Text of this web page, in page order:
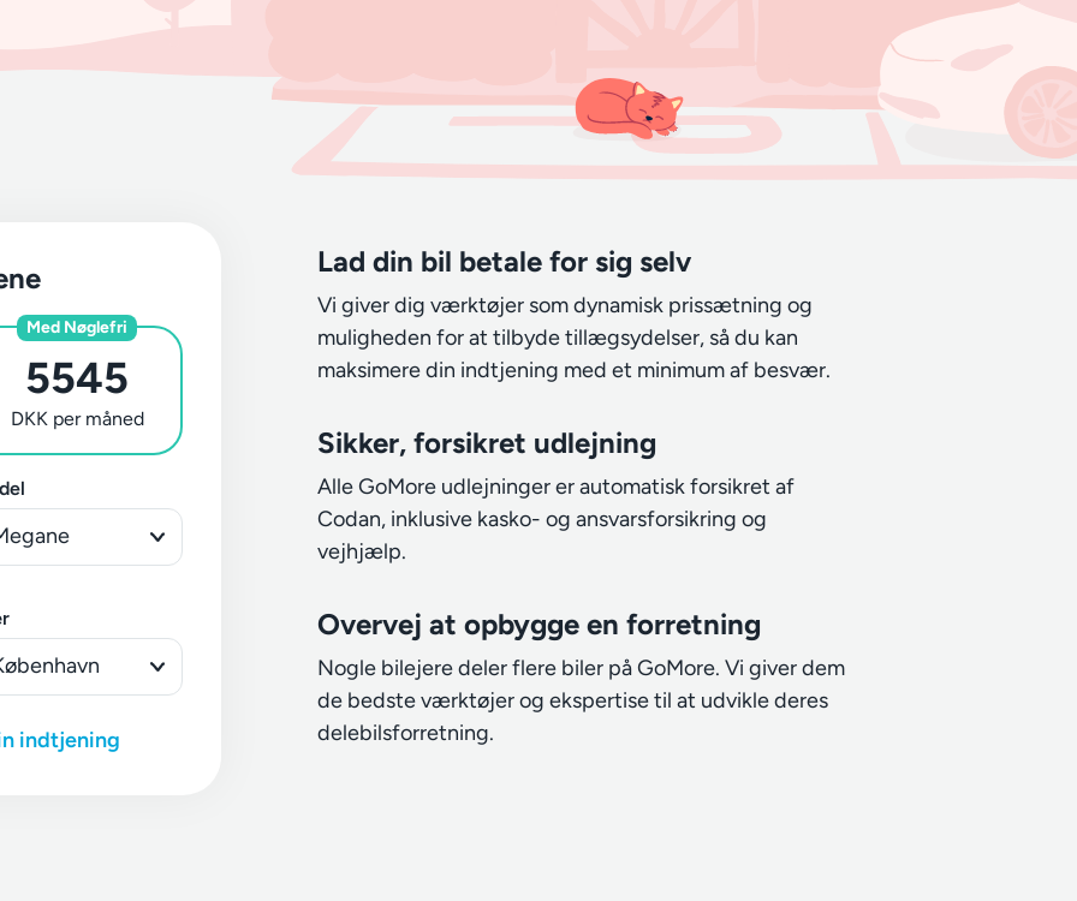
Med Nøglefri
5545
DKK per måned
indtjening
Lad din bil betale for sig selv
Vi giver dig værktøjer som dynamisk prissætning og
muligheden for at tilbyde tillægsydelser, så du kan
maksimere din indtjening med et minimum af besvær.
Sikker, forsikret udlejning
Alle GoMore udlejninger er automatisk forsikret af
Codan, inklusive kasko- og ansvarsforsikring og
vejhjælp.
Overvej at opbygge en forretning
Nogle bilejere deler flere biler på GoMore. Vi giver dem
de bedste værktøjer og ekspertise til at udvikle deres
delebilsforretning.